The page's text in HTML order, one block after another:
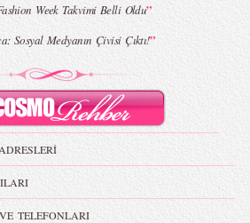
Week Takvimi Belli Oldu”
Sosyal Medyanın Çivisi Çıktı!”
TELEFONLARI